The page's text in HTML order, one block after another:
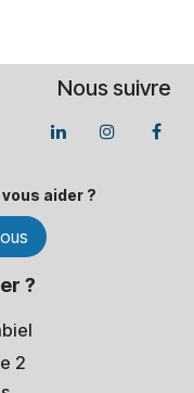
Nous suivre
aider ?
?
2